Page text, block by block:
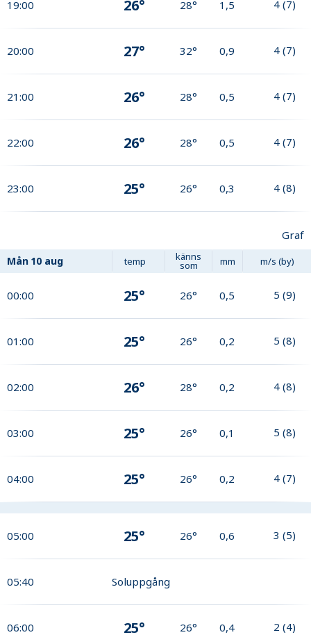
19:00 26° 28° 1,5 4 (7)
20:00 27° 32° 0,9 4 (7)
21:00 26° 28° 0,5 4 (7)
22:00 26° 28° 0,5 4 (7)
23:00 25° 26° 0,3 4 (8)
Graf
Mån 10 aug temp känns
som mm m/s (by)
00:00 25° 26° 0,5 5 (9)
01:00 25° 26° 0,2 5 (8)
02:00 26° 28° 0,2 4 (8)
03:00 25° 26° 0,1 5 (8)
04:00 25° 26° 0,2 4 (7)
05:00 25° 26° 0,6 3 (5)
05:40 Soluppgång
06:00 25° 26° 0,4 2 (4)